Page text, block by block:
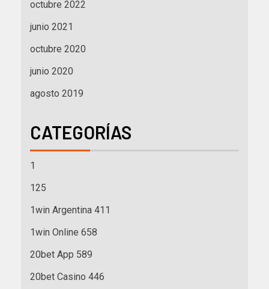
octubre 2022
junio 2021
octubre 2020
junio 2020
agosto 2019
CATEGORÍAS
1
125
1win Argentina 411
1win Online 658
20bet App 589
20bet Casino 446